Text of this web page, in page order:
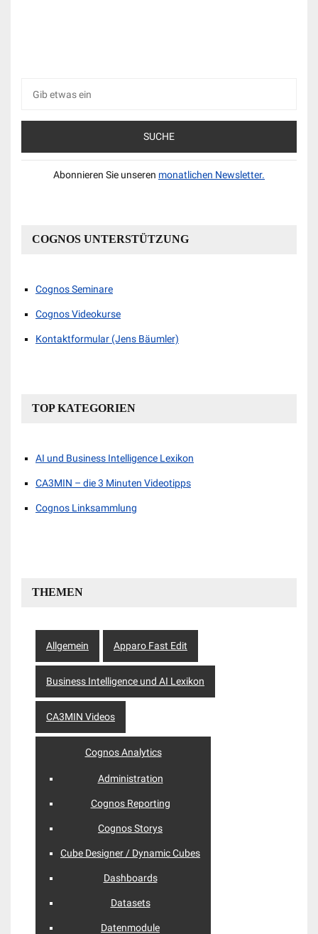
nach:
Abonnieren Sie unseren monatlichen Newsletter.
COGNOS UNTERSTÜTZUNG
Cognos Seminare
Cognos Videokurse
Kontaktformular (Jens Bäumler)
TOP KATEGORIEN
AI und Business Intelligence Lexikon
CA3MIN – die 3 Minuten Videotipps
Cognos Linksammlung
THEMEN
Allgemein Apparo Fast Edit
Business Intelligence und AI Lexikon
CA3MIN Videos
Cognos Analytics
Administration
Cognos Reporting
Cognos Storys
Cube Designer / Dynamic Cubes
Dashboards
Datasets
Datenmodule